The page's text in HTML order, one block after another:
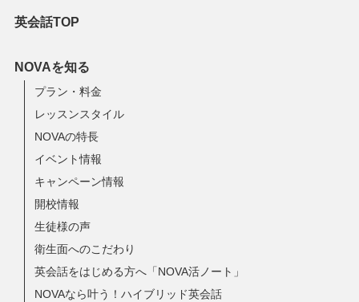
英会話TOP
NOVAを知る
プラン・料金
レッスンスタイル
NOVAの特長
イベント情報
キャンペーン情報
開校情報
生徒様の声
衛生面へのこだわり
英会話をはじめる方へ「NOVA活ノート」
NOVAなら叶う！ハイブリッド英会話